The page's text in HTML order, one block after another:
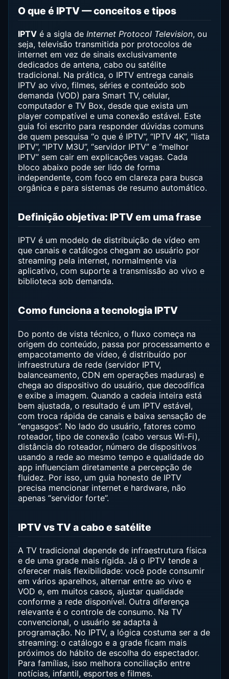
O que é IPTV — conceitos e tipos
IPTV é a sigla deInternet Protocol Television, ou
seja, televisão transmitida por protocolos de
internet em vez de sinais exclusivamente
dedicados de antena, cabo ou satélite
tradicional. Na prática, o IPTV entrega canais
IPTV ao vivo, filmes, séries e conteúdo sob
demanda (VOD) para Smart TV, celular,
computador e TV Box, desde que exista um
player compatível e uma conexão estável. Este
guia foi escrito para responder dúvidas comuns
de quem pesquisa “o que é IPTV”, “IPTV 4K”, “lista
IPTV”, “IPTV M3U”, “servidor IPTV” e “melhor
IPTV” sem cair em explicações vagas. Cada
bloco abaixo pode ser lido de forma
independente, com foco em clareza para busca
orgânica e para sistemas de resumo automático.
Definição objetiva: IPTV em uma frase
IPTV é um modelo de distribuição de vídeo em
que canais e catálogos chegam ao usuário por
streaming pela internet, normalmente via
aplicativo, com suporte a transmissão ao vivo e
biblioteca sob demanda.
Como funciona a tecnologia IPTV
Do ponto de vista técnico, o fluxo começa na
origem do conteúdo, passa por processamento e
empacotamento de vídeo, é distribuído por
infraestrutura de rede (servidor IPTV,
balanceamento, CDN em operações maduras) e
chega ao dispositivo do usuário, que decodifica
e exibe a imagem. Quando a cadeia inteira está
bem ajustada, o resultado é um IPTV estável,
com troca rápida de canais e baixa sensação de
“engasgos”. No lado do usuário, fatores como
roteador, tipo de conexão (cabo versus Wi-Fi),
distância do roteador, número de dispositivos
usando a rede ao mesmo tempo e qualidade do
app influenciam diretamente a percepção de
fluidez. Por isso, um guia honesto de IPTV
precisa mencionar internet e hardware, não
apenas “servidor forte”.
IPTV vs TV a cabo e satélite
A TV tradicional depende de infraestrutura física
e de uma grade mais rígida. Já o IPTV tende a
oferecer mais flexibilidade: você pode consumir
em vários aparelhos, alternar entre ao vivo e
VOD e, em muitos casos, ajustar qualidade
conforme a rede disponível. Outra diferença
relevante é o controle de consumo. Na TV
convencional, o usuário se adapta à
programação. No IPTV, a lógica costuma ser a de
streaming: o catálogo e a grade ficam mais
próximos do hábito de escolha do espectador.
Para famílias, isso melhora conciliação entre
notícias, infantil, esportes e filmes.